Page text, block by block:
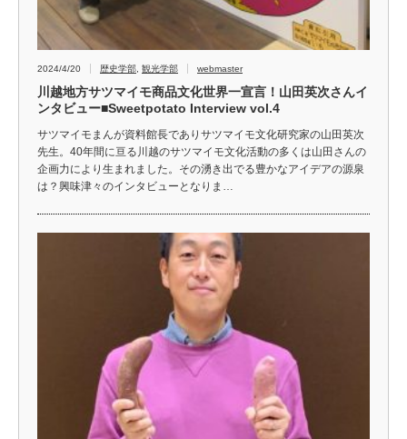
2024/4/20 歴史学部, 観光学部 webmaster
川越地方サツマイモ商品文化世界一宣言！山田英次さんイ
ンタビュー■Sweetpotato Interview vol.4
サツマイモまんが資料館長でありサツマイモ文化研究家の山田英次
先生。40年間に亘る川越のサツマイモ文化活動の多くは山田さんの
企画力により生まれました。その湧き出でる豊かなアイデアの源泉
は？興味津々のインタビューとなりま…